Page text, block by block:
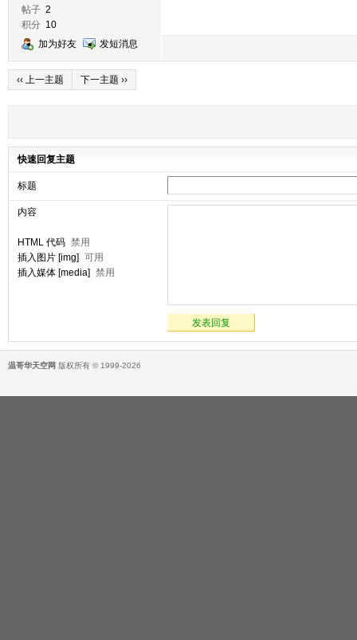
帖子 2
积分 10
加为好友
发短消息
‹‹ 上一主题 下一主题 ››
快速回复主题
标题
内容
HTML 代码 禁用
插入图片 [img] 可用
插入媒体 [media] 禁用
发表回复
温哥华天空网 版权所有 © 1999-2026